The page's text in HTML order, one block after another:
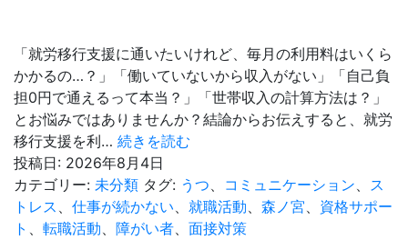
の
独
自
手
当
支
援
型・
の
違
い
「就労移行支援に通いたいけれど、毎月の利用料はいくら
かかるの…？」「働いていないから収入がない」「自己負
担0円で通えるって本当？」「世帯収入の計算方法は？」
とお悩みではありませんか？結論からお伝えすると、就労
移行支援を利… 続きを読む
割
が
タ
投稿日: 2026年8月4日
カテゴリー: 未分類 タグ: うつ、 コミュニケーション、 ス
トレス 、 仕事が続かない、 就職活動、 森ノ宮、 資格サポー
ト 、 転職活動、 障がい者、 面接対策